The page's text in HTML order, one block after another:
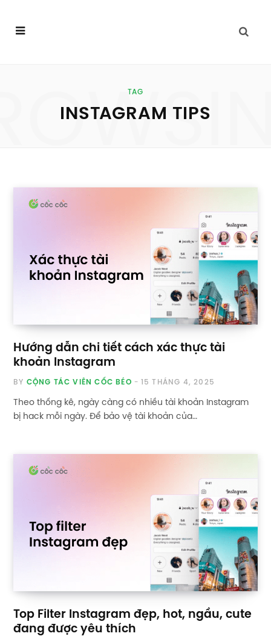
TAG
INSTAGRAM TIPS
Hướng dẫn chi tiết cách xác thực tài
khoản Instagram
BY CỘNG TÁC VIÊN CỐC BÉO 15 THÁNG 4, 2025
Theo thống kê, ngày càng có nhiều tài khoản Instagram
bị hack mỗi ngày. Để bảo vệ tài khoản của…
Top Filter Instagram đẹp, hot, ngầu, cute
đang được yêu thích